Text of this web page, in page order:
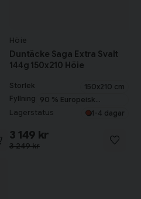
Höie
Duntäcke Saga Extra Svalt
144g 150x210 Höie
Storlek
150x210 cm
Fyllning 90 % Europeisk
myskanddun
Lagerstatus 1-4 dagar
3 249 kr
3 149 kr